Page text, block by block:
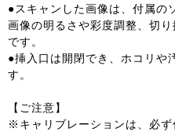
●スキャンした画像は、付属の
画像の明るさや彩度調整、切
です。
●挿入口は開閉でき、ホコリや
す。
【ご注意】
※キャリブレーションは、必